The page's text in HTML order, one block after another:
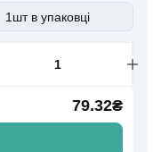
1шт в упаковці
79.32₴